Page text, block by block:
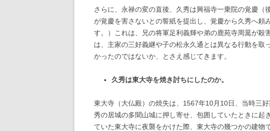
さらに、永禄の変の直後、久秀は興福寺一乗院の覚慶（
が覚慶を害さないとの誓紙を提出し、覚慶から久秀へ頼
す。）これは、兄の将軍足利義輝や弟の鹿苑寺周暠が殺
は、主家の三好義継や子の松永久通とは異なる行動を取
かったのではないか、とさえ感じてきます。
久秀は東大寺を焼き討ちにしたのか。
東大寺（大仏殿）の焼失は、1567年10月10日、当時三
秀の居城の多聞山城に押し寄せ、包囲していたときに起
ていた東大寺に夜襲をかけた際、東大寺の幾つかの建物